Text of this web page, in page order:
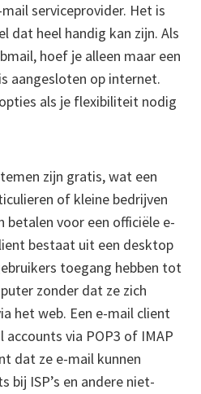
serviceprovider. Het is
dat heel handig kan zijn. Als
hoef je alleen maar een
aangesloten op internet.
als je flexibiliteit nodig
zijn gratis, wat een
of kleine bedrijven
betalen voor een officiële e-
bestaat uit een desktop
toegang hebben tot
zonder dat ze zich
het web. Een e-mail client
via POP3 of IMAP
dat ze e-mail kunnen
bij ISP’s en andere niet-